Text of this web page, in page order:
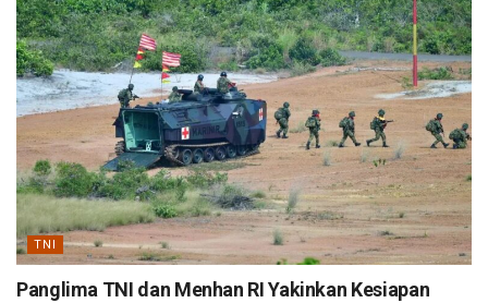
TNI
Panglima TNI dan Menhan RI Yakinkan Kesiapan